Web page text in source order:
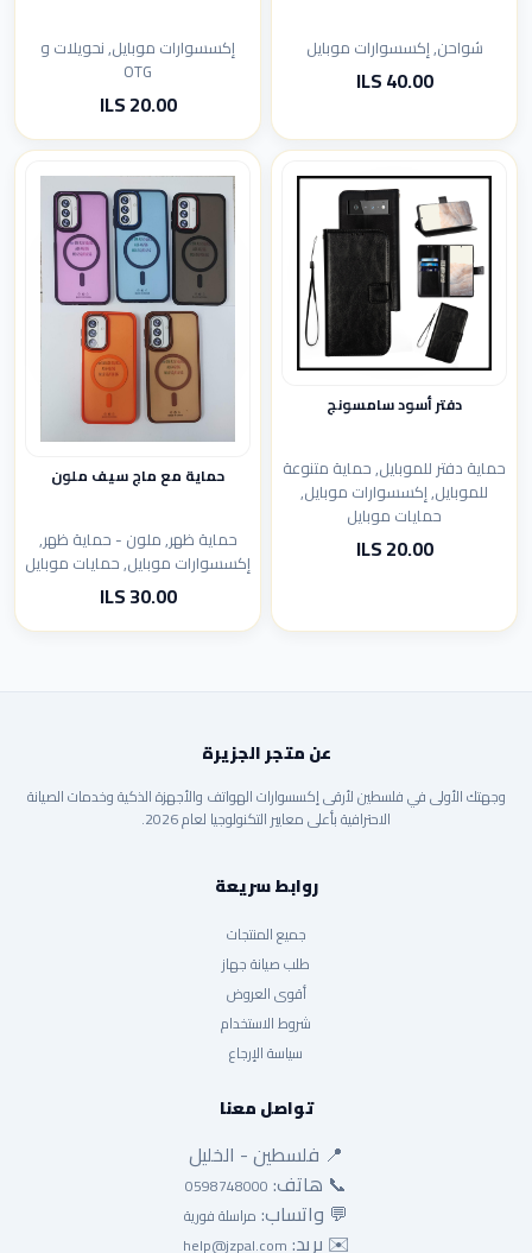
شواحن, إكسسوارات موبايل
40.00 ILS
إكسسوارات موبايل, نحويلات و
OTG
20.00 ILS
دفتر أسود سامسونج
حماية دفتر للموبايل, حماية متنوعة
للموبايل, إكسسوارات موبايل,
حمايات موبايل
20.00 ILS
حماية مع ماج سيف ملون
حماية ظهر, ملون - حماية ظهر,
إكسسوارات موبايل, حمايات موبايل
30.00 ILS
عن متجر الجزيرة
وجهتك الأولى في فلسطين لأرقى إكسسوارات الهواتف والأجهزة الذكية وخدمات الصيانة
الاحترافية بأعلى معايير التكنولوجيا لعام 2026.
روابط سريعة
جميع المنتجات
طلب صيانة جهاز
أقوى العروض
شروط الاستخدام
سياسة الإرجاع
تواصل معنا
📍 فلسطين - الخليل
📞 هاتف: 0598748000
💬 واتساب: مراسلة فورية
✉️ بريد: help@jzpal.com